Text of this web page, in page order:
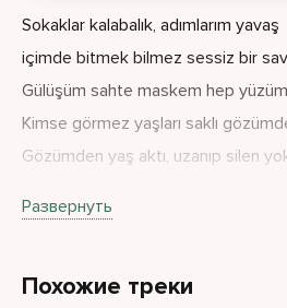
Sokaklar kalabalık, adımlarım yavaş
içimde bitmek bilmez sessiz bir
Gülüşüm sahte maskem hep
Kimse görmez yaşları saklı
Gözümden yaş aktı, uzanıp silen
Karanlık gecede elimi tutan yok
Gözümden yaş aktı uzanıp silen yok
Развернуть
Похожие треки